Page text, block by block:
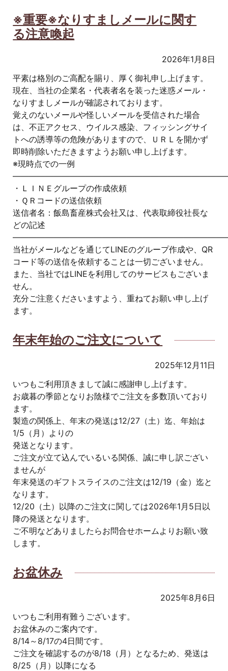
※重要※なりすましメールに関す
る注意喚起
2026年1月8日
平素は格別のご高配を賜り、厚く御礼申し上げます。
現在、当社の企業名・代表者名を装った迷惑メール・
なりすましメールが確認されております。
覚えのないメールや怪しいメールを受信された場合
は、不正アクセス、ウイルス感染、フィッシングサイ
トへの誘導等の危険がありますので、ＵＲＬを開かず
即時削除いただきますようお願い申し上げます。
※現時点での一例
・ＬＩＮＥグループの作成依頼
・ＱＲコードの送信依頼
送信者名：飯島畜産株式会社又は、代表取締役社長な
どの記述
当社がメールなどを通じてLINEのグループ作成や、QR
コード等の送信を依頼することは一切ございません。
また、当社ではLINEを利用してのサービスもございま
せん。
充分ご注意くださいますよう、重ねてお願い申し上げ
ます。
年末年始のご注文について
2025年12月11日
いつもご利用頂きまして誠に感謝申し上げます。
お歳暮の季節となりお陰様でご注文を多数頂いており
ます。
製造の関係上、年末の発送は12/27（土）迄、年始は
1/5（月）よりの
発送となります。
ご注文が立て込んでいるいる関係、誠に申し訳ござい
ませんが
年末発送のギフトスライスのご注文は12/19（金）迄と
なります。
12/20（土）以降のご注文に関しては2026年1月5日以
降の発送となります。
ご不明などありましたらお問合せホームよりお願い致
します。
お盆休み
2025年8月6日
いつもご利用有難うございます。
お盆休みのご案内です。
8/14～8/17の4日間です。
ご注文を確認するのが8/18（月）となるため、発送は
8/25（月）以降になる